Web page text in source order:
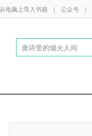
从电脑上导入书籍 | 公众号 |